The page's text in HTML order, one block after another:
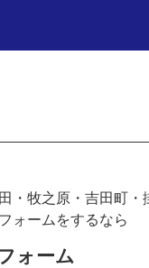
・牧之原・吉田町・
ォームをするなら
ォーム